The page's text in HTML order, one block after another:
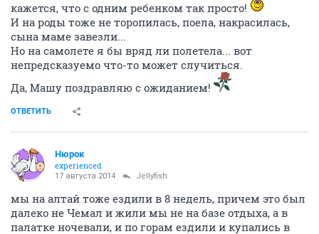
кажется, что с одним ребенком так просто!
И на роды тоже не торопилась, поела, накрасилась,
сына маме завезли...
Но на самолете я бы вряд ли полетела... вот
непредсказуемо что-то может случиться.
Да, Машу поздравляю с ожиданием!
ОТВЕТИТЬ
Нюрок
experienced
17 августа 2014 Jellyfish
мы на алтай тоже ездили в 8 недель, причем это был
далеко не Чемал и жили мы не на базе отдыха, а в
палатке ночевали, и по горам ездили и купались в